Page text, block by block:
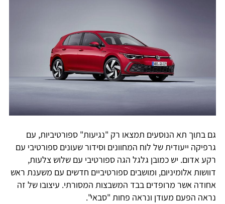
גם בתוך תא הנוסעים תמצאו רק "נגיעות" ספורטיביות, עם
גרפיקה ייעודית של לוח המחוונים וסידור שעונים ספורטיבי עם
רקע אדום. יש כמובן גלגל הגה ספורטיבי עם שלוש צלעות,
דוושות אלומיניום, ומושבים ספורטיביים חדשים עם משענת ראש
אחודה אשר מרופדים בבד המשבצות המסורתי. עיצובו של זה
נראה הפעם מעודן ונראה פחות "סבאי".